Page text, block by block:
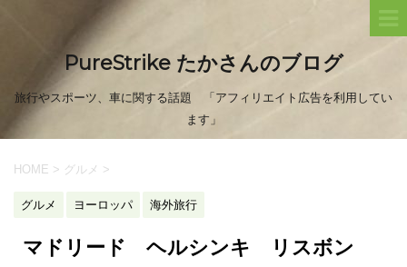
PureStrike たかさんのブログ
旅行やスポーツ、車に関する話題 「アフィリエイト広告を利用してい
ます」
HOME > グルメ >
グルメ ヨーロッパ 海外旅行
マドリード ヘルシンキ リスボン